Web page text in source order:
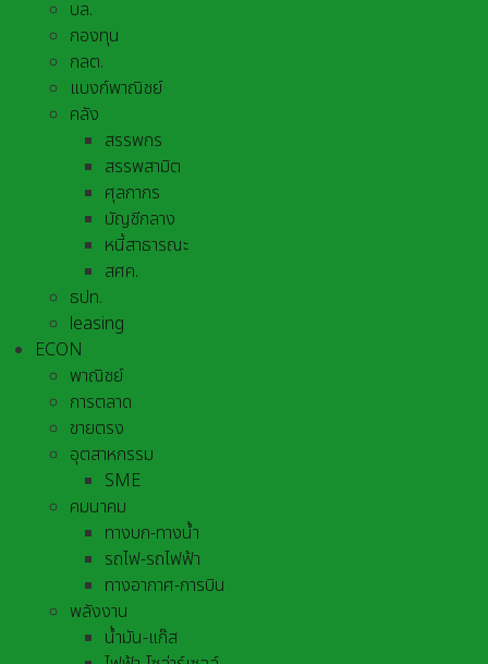
บล.
กองทุน
กลต.
แบงก์พาณิชย์
คลัง
สรรพกร
สรรพสามิต
ศุลกากร
บัญชีกลาง
หนี้สาธารณะ
สศค.
ธปท.
leasing
ECON
พาณิชย์
การตลาด
ขายตรง
อุตสาหกรรม
SME
คมนาคม
ทางบก-ทางน้ำ
รถไฟ-รถไฟฟ้า
ทางอากาศ-การบิน
พลังงาน
น้ำมัน-แก๊ส